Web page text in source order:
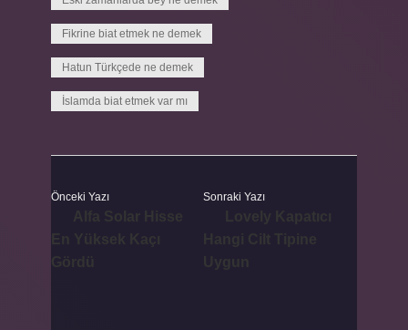
Fikrine biat etmek ne demek
Hatun Türkçede ne demek
İslamda biat etmek var mı
Önceki Yazı Sonraki Yazı